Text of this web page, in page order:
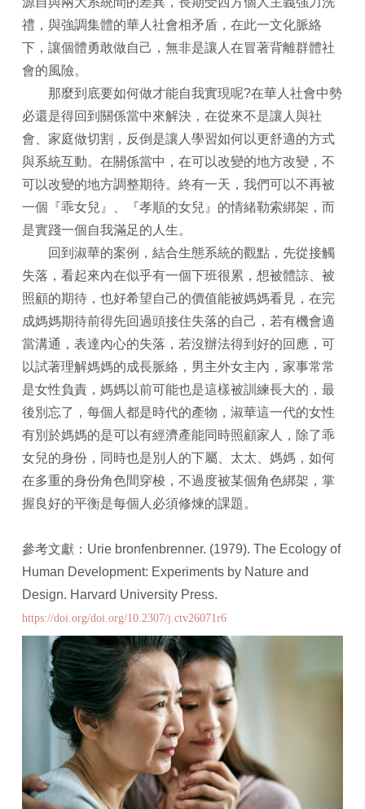
禮，與強調集體的華人社會相矛盾，在此一文化脈絡
下，讓個體勇敢做自己，無非是讓人在冒著背離群體社
會的風險。
那麼到底要如何做才能自我實現呢?在華人社會中勢
必還是得回到關係當中來解決，在從來不是讓人與社
會、家庭做切割，反倒是讓人學習如何以更舒適的方式
與系統互動。在關係當中，在可以改變的地方改變，不
可以改變的地方調整期待。終有一天，我們可以不再被
一個『乖女兒』、『孝順的女兒』的情緒勒索綁架，而
是實踐一個自我滿足的人生。
回到淑華的案例，結合生態系統的觀點，先從接觸
失落，看起來內在似乎有一個下班很累，想被體諒、被
照顧的期待，也好希望自己的價值能被媽媽看見，在完
成媽媽期待前得先回過頭接住失落的自己，若有機會適
當溝通，表達內心的失落，若沒辦法得到好的回應，可
以試著理解媽媽的成長脈絡，男主外女主內，家事常常
是女性負責，媽媽以前可能也是這樣被訓練長大的，最
後別忘了，每個人都是時代的產物，淑華這一代的女性
有別於媽媽的是可以有經濟產能同時照顧家人，除了乖
女兒的身份，同時也是別人的下屬、太太、媽媽，如何
在多重的身份角色間穿梭，不過度被某個角色綁架，掌
握良好的平衡是每個人必須修煉的課題。
參考文獻：Urie bronfenbrenner. (1979). The Ecology of
Human Development: Experiments by Nature and
Design. Harvard University Press.
https://doi.org/doi.org/10.2307/j.ctv26071r6